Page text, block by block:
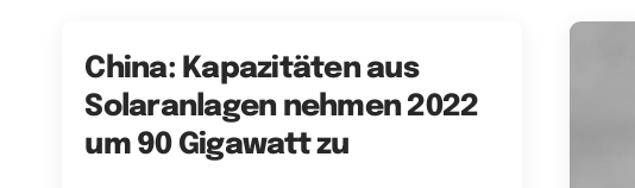
China: Kapazitäten aus
Solaranlagen nehmen 2022
um 90 Gigawatt zu